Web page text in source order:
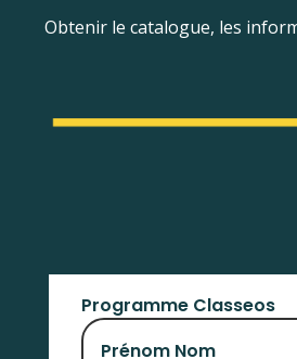
Obtenir le catalogue, les
Programme Classeos